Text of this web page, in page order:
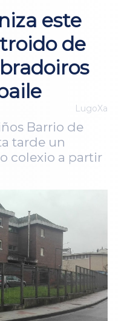
este
de
LugoXa
Barrio de
tarde un
colexio a partir